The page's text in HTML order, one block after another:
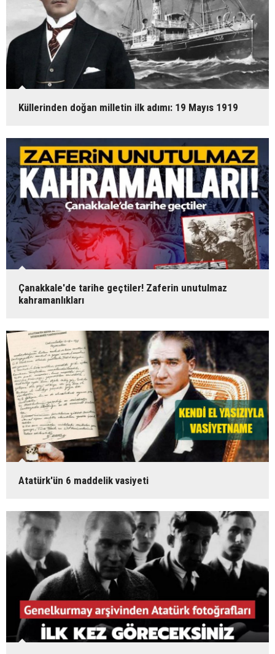
Küllerinden doğan milletin ilk adımı: 19 Mayıs 1919
Çanakkale'de tarihe geçtiler! Zaferin unutulmaz
kahramanlıkları
Atatürk'ün 6 maddelik vasiyeti